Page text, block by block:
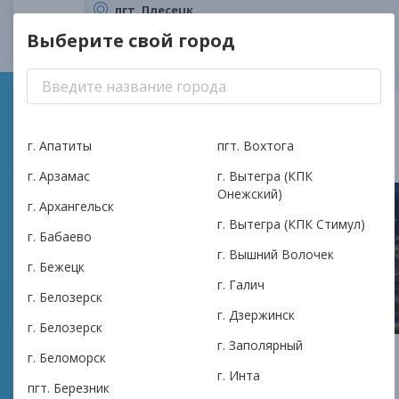
пгт. Плесецк
КПК Илма
Плесецк
АКПК ИЛМА: Надежный
Выберите свой город
г. Апатиты
г. Арзамас
г. Архангельск
г. Бабаево
г. Бежецк
г. Белозерск
г. Белозерск
г. Беломорск
пгт. Березник
пгт. Вохтога
г. Вытегра (КПК
Онежский)
г. Вытегра (КПК Стимул)
г. Вышний Волочек
г. Галич
г. Дзержинск
г. Заполярный
г. Инта